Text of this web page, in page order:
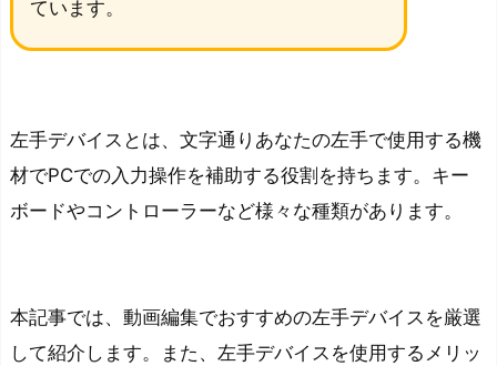
ています。
左手デバイスとは、文字通りあなたの左手で使用する機
材でPCでの入力操作を補助する役割を持ちます。キー
ボードやコントローラーなど様々な種類があります。
本記事では、動画編集でおすすめの左手デバイスを厳選
して紹介します。また、左手デバイスを使用するメリッ